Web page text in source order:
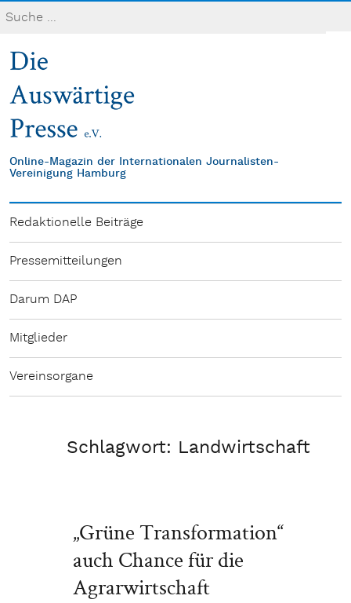
Online-Magazin der Internationalen Journalisten-
Vereinigung Hamburg
Redaktionelle Beiträge
Pressemitteilungen
Darum DAP
Mitglieder
Vereinsorgane
Schlagwort: Landwirtschaft
„Grüne Transformation“
auch Chance für die
Agrarwirtschaft